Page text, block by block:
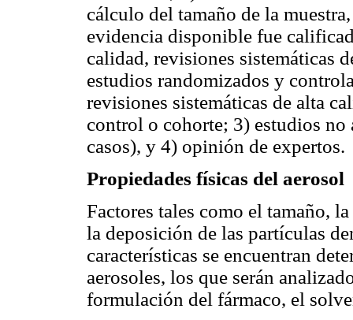
cálculo del tamaño de la
evidencia disponible fue
calidad, revisiones sistemáticas
estudios randomizados y
revisiones sistemáticas de alta
control o cohorte; 3) estudios no
casos), y 4) opinión de expertos.
Propiedades físicas del aerosol
Factores tales como el tamaño,
la deposición de las partículas
características se encuentran
aerosoles, los que serán
formulación del fármaco, el